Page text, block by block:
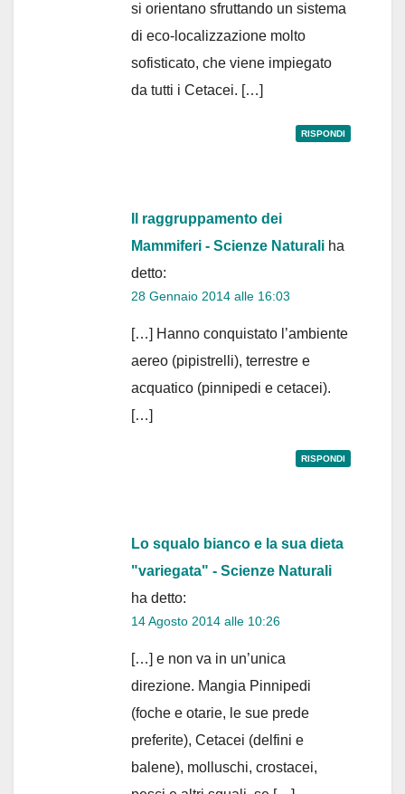
si orientano sfruttando un sistema
di eco-localizzazione molto
sofisticato, che viene impiegato
da tutti i Cetacei. […]
RISPONDI
Il raggruppamento dei
Mammiferi - Scienze Naturali ha
detto:
28 Gennaio 2014 alle 16:03
[…] Hanno conquistato l’ambiente
aereo (pipistrelli), terrestre e
acquatico (pinnipedi e cetacei).
[…]
RISPONDI
Lo squalo bianco e la sua dieta
"variegata" - Scienze Naturali
ha detto:
14 Agosto 2014 alle 10:26
[…] e non va in un’unica
direzione. Mangia Pinnipedi
(foche e otarie, le sue prede
preferite), Cetacei (delfini e
balene), molluschi, crostacei,